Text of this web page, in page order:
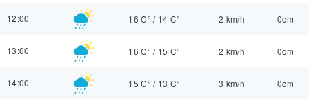
12:00 16 C° / 14 C° 2 km/h 0cm
13:00 16 C° / 15 C° 2 km/h 0cm
14:00 15 C° / 13 C° 3 km/h 0cm